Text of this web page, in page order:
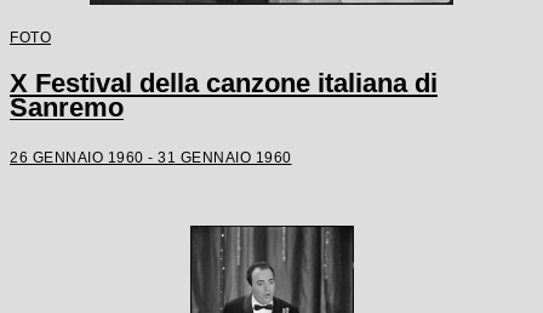
FOTO
X Festival della canzone italiana di
Sanremo
26 GENNAIO 1960 - 31 GENNAIO 1960